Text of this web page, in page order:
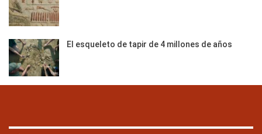
El esqueleto de tapir de 4 millones de años